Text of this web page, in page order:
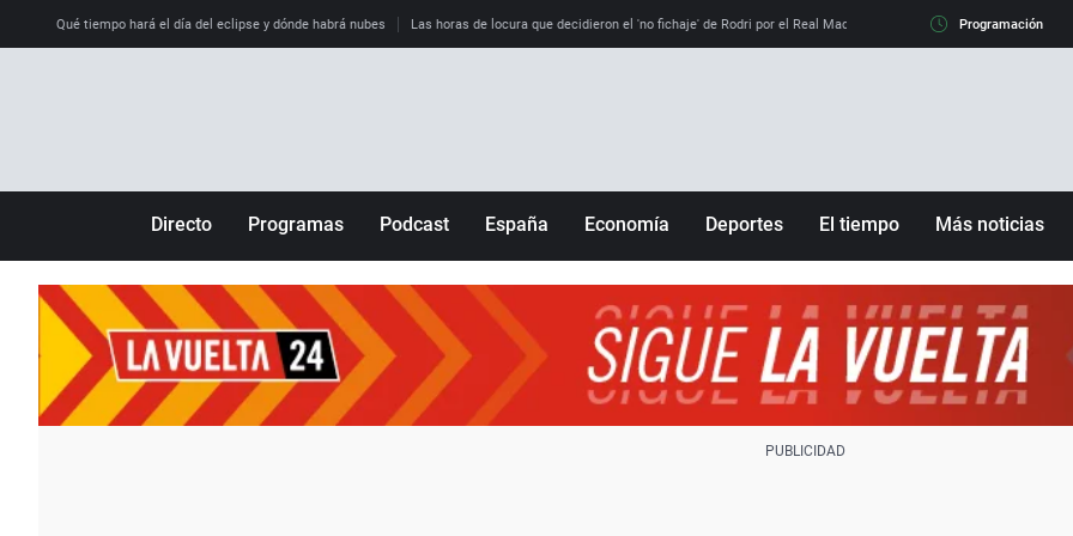
Qué tiempo hará el día del eclipse y dónde habrá nubes Las horas de locura que decidieron el 'no fichaje' de Rodri por el Real Madrid y su 'sí' al Barça La llamada
Programación
Directo Programas
Por fin
Julia en la onda
La brújula
Radioestadio
Podcast
Malas decisiones
Expedientes del más allá
El viaje del Guernica
Invisibles
España
Aragón
Baleares
Cantabria
Cataluña
Economía Deportes
Tenis
Motor
El tiempo Más noticias
Salud
Cultura